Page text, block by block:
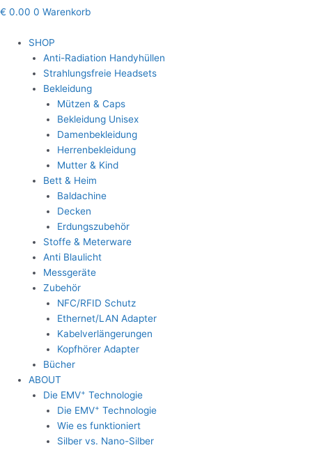
€ 0.00 0 Warenkorb
SHOP
Anti-Radiation Handyhüllen
Strahlungsfreie Headsets
Bekleidung
Mützen & Caps
Bekleidung Unisex
Damenbekleidung
Herrenbekleidung
Mutter & Kind
Bett & Heim
Baldachine
Decken
Erdungszubehör
Stoffe & Meterware
Anti Blaulicht
Messgeräte
Zubehör
NFC/RFID Schutz
Ethernet/LAN Adapter
Kabelverlängerungen
Kopfhörer Adapter
Bücher
ABOUT
Die EMV+ Technologie
Die EMV+ Technologie
Wie es funktioniert
Silber vs. Nano-Silber